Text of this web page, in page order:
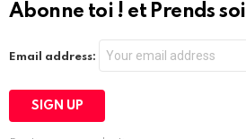
Abonne toi ! et Prends
Email address: